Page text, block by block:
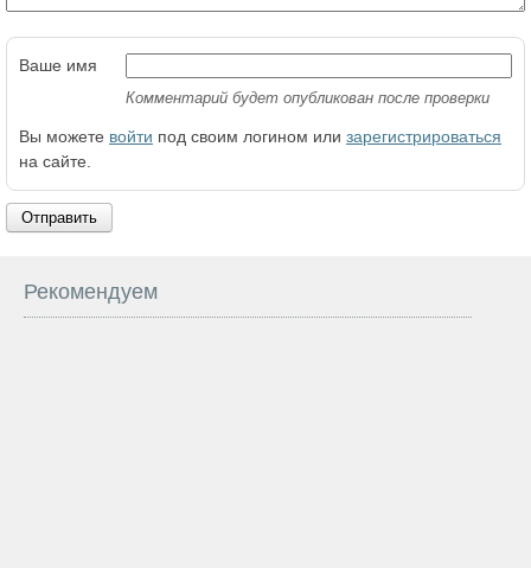
Ваше имя
Комментарий будет опубликован после проверки
Вы можете войти под своим логином или зарегистрироваться
на сайте.
Отправить
Рекомендуем